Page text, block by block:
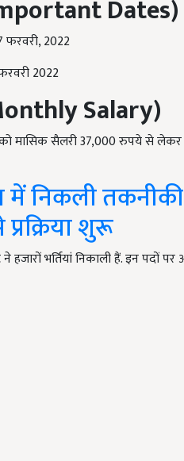
Dates)
2022
2022
Salary)
को मासिक सैलरी 37,000 रुपये से
में निकली
शुरू
ने हजारों भर्तियां निकाली हैं. इन